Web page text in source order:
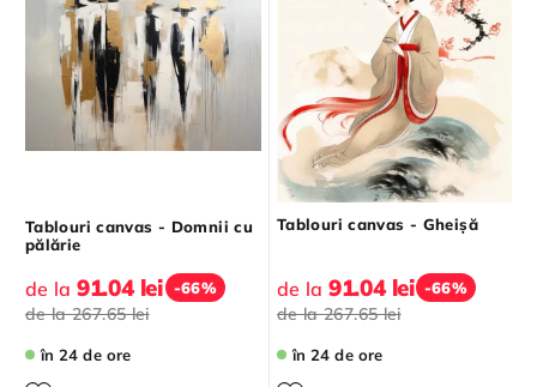
Tablouri canvas - Domnii cu
pălărie
de la 91.04 lei -66%
de la267.65 lei
în 24 de ore
Tablouri canvas - Gheișă
de la 91.04 lei -66%
de la267.65 lei
în 24 de ore